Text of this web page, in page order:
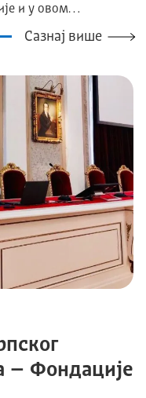
и у овом…
Сазнај више
– Фондације